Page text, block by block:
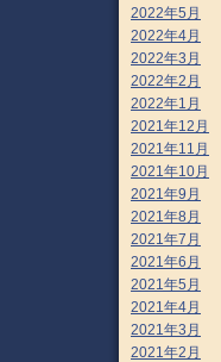
2022年5月
2022年4月
2022年3月
2022年2月
2022年1月
2021年12月
2021年11月
2021年10月
2021年9月
2021年8月
2021年7月
2021年6月
2021年5月
2021年4月
2021年3月
2021年2月